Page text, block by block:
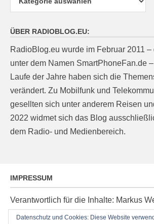
ÜBER RADIOBLOG.EU:
RadioBlog.eu wurde im Februar 2011 –
unter dem Namen SmartPhoneFan.de
Laufe der Jahre haben sich die
verändert. Zu Mobilfunk und
gesellten sich unter anderem Reisen
2022 widmet sich das Blog
dem Radio- und Medienbereich.
IMPRESSUM
Verantwortlich für die Inhalte: Markus
Ziegelacker 20, D-63599
Datenschutz und Cookies: Diese Website